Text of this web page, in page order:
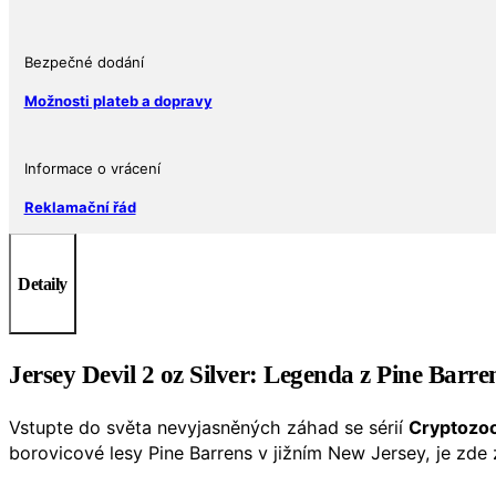
999
Bezpečné dodání
Možnosti plateb a dopravy
Informace o vrácení
Reklamační řád
Detaily
Jersey Devil 2 oz Silver: Legenda z Pine
Vstupte do světa nevyjasněných záhad se sérií
borovicové lesy Pine Barrens v jižním New Jersey, je